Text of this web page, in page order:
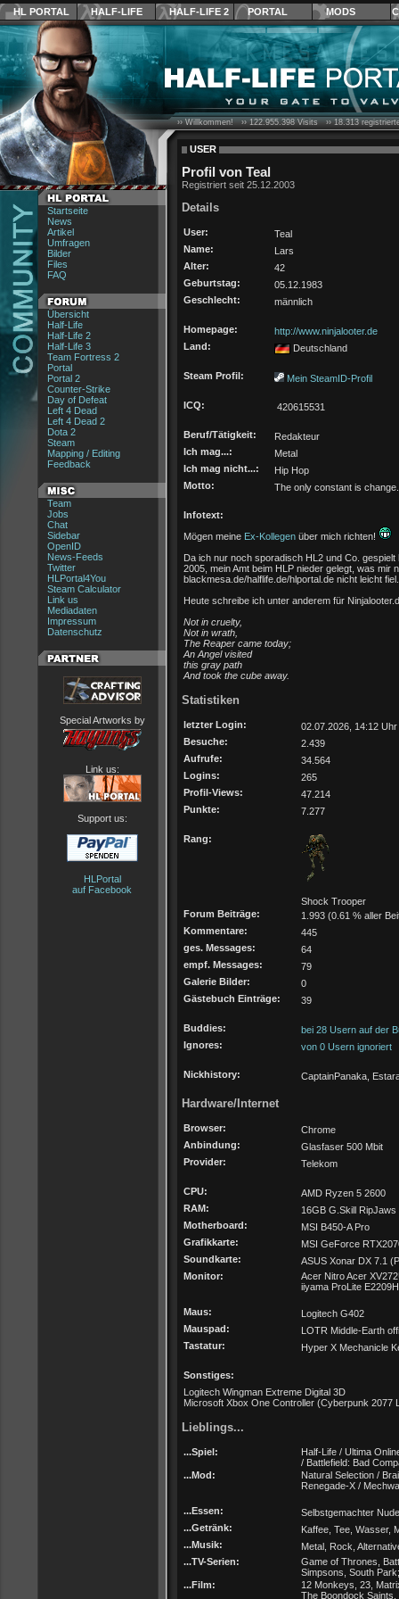
HL PORTAL HALF-LIFE HALF-LIFE 2 PORTAL MODS
Startseite
News
Artikel
Umfragen
Bilder
Files
FAQ
Übersicht
Half-Life
Half-Life 2
Half-Life 3
Team Fortress 2
Portal
Portal 2
Counter-Strike
Day of Defeat
Left 4 Dead
Left 4 Dead 2
Dota 2
Steam
Mapping / Editing
Feedback
Team
Jobs
Chat
Sidebar
OpenID
News-Feeds
Twitter
HLPortal4You
Steam Calculator
Link us
Mediadaten
Impressum
Datenschutz
Special Artworks by
Link us:
Support us:
HLPortal
auf Facebook
›› Willkommen! ››122.955.398Visits ››18.313
USER
Profil von Teal
Registriert seit 25.12.2003
Details
User:
Teal
Name:
Lars
Alter:
42
Geburtstag:
05.12.1983
Geschlecht:
männlich
Homepage:
http://www.ninjalooter.de
Land:
Deutschland
Steam Profil: Mein SteamID-Profil
ICQ: 420615531
Beruf/Tätigkeit:
Redakteur
Ich mag...:
Metal
Ich mag nicht...:
Hip Hop
Motto:
The only constant is change.
Infotext:
Mögen meine Ex-Kollegen über mich richten!
Da ich nur noch sporadisch HL2 und Co.
2005, mein Amt beim HLP nieder gelegt, was mir
blackmesa.de/halflife.de/hlportal.de nicht leicht fiel.
Heute schreibe ich unter anderem für
Not in cruelty,
Not in wrath,
The Reaper came today;
An Angel visited
this gray path
And took the cube away.
Statistiken
letzter Login:
02.07.2026, 14:12 Uhr
Besuche:
2.439
Aufrufe:
34.564
Logins:
265
Profil-Views:
47.214
Punkte:
7.277
Rang:
Shock Trooper
Forum Beiträge:
1.993 (0.61 % aller
Kommentare:
445
ges. Messages:
64
empf. Messages:
79
Galerie Bilder:
0
Gästebuch Einträge:
39
Buddies:
bei 28 Usern auf der
Ignores:
von 0 Usern ignoriert
Nickhistory: CaptainPanaka,
Hardware/Internet
Browser:
Chrome
Anbindung:
Glasfaser 500 Mbit
Provider:
Telekom
CPU:
AMD Ryzen 5 2600
RAM:
16GB G.Skill
Motherboard:
MSI B450-A Pro
Grafikkarte:
MSI GeForce
Soundkarte:
ASUS Xonar DX 7.1
Monitor:
Acer Nitro Acer
iiyama ProLite
Maus:
Logitech G402
Mauspad:
LOTR Middle-Earth
Tastatur:
Hyper X Mechanicle
Sonstiges:
Logitech Wingman Extreme Digital 3D
Microsoft Xbox One Controller (Cyberpunk 2077
Lieblings...
...Spiel:
Half-Life / Ultima
/ Battlefield: Bad
...Mod:
Natural Selection /
Renegade-X /
...Essen:
Selbstgemachter
...Getränk:
Kaffee, Tee, Wasser,
...Musik:
Metal, Rock,
...TV-Serien:
Game of Thrones,
Simpsons, South Park;
...Film:
12 Monkeys, 23,
The Boondock